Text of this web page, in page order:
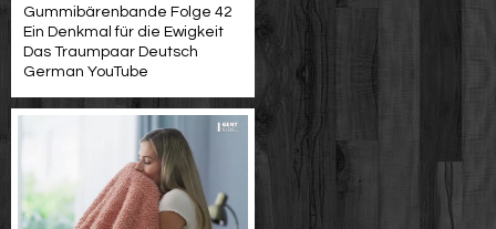
Gummibärenbande Folge 42
Ein Denkmal für die Ewigkeit
Das Traumpaar Deutsch
German YouTube